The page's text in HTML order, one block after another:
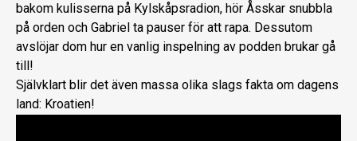
bakom kulisserna på Kylskåpsradion, hör Åsskar snubbla
på orden och Gabriel ta pauser för att rapa. Dessutom
avslöjar dom hur en vanlig inspelning av podden brukar gå
till!
Självklart blir det även massa olika slags fakta om dagens
land: Kroatien!